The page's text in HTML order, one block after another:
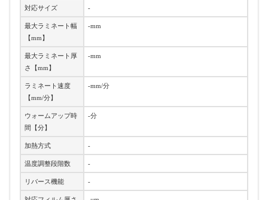
対応サイズ -
最大ラミネート幅
【mm】
-mm
最大ラミネート厚
さ【mm】
-mm
ラミネート速度
【mm/分】
-mm/分
ウォームアップ時
間【分】
-分
加熱方式 -
温度調整段階数 -
リバース機能 -